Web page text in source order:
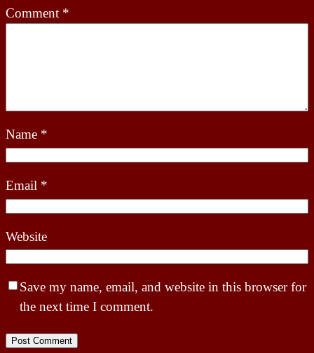
Comment *
Name *
Email *
Website
Save my name, email, and website in this browser for
the next time I comment.